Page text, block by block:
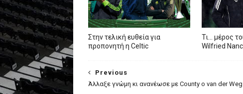
Στην τελική ευθεία για
προπονητή η Celtic
Τι… μέρος
Wilfried
Previous
Άλλαξε γνώμη κι ανανέωσε με County o van der Weg